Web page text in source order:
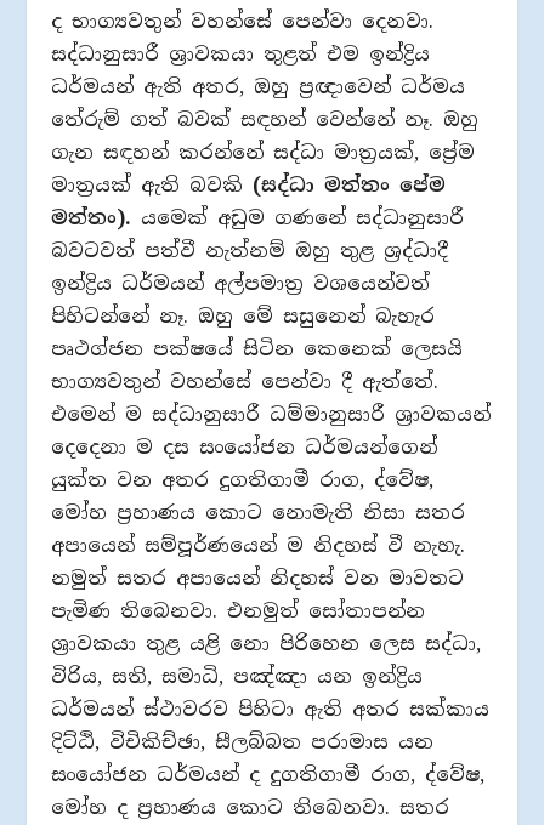
ද භාග්‍යවතුන් වහන්සේ පෙන්වා දෙනවා.
සද්ධානුසාරී ශ්‍රාවකයා තුළත් එම ඉන්ද්‍රිය
ධර්මයන් ඇති අතර, ඔහු ප්‍රඥාවෙන් ධර්මය
තේරුම් ගත් බවක් සඳහන් වෙන්නේ නෑ. ඔහු
ගැන සඳහන් කරන්නේ සද්ධා මාත්‍රයක්, ප්‍රේම
මාත්‍රයක් ඇති බවකි (සද්ධා මත්තං පේම
මත්තං). යමෙක් අඩුම ගණනේ සද්ධානුසාරී
බවටවත් පත්වී නැත්නම් ඔහු තුළ ශ්‍රද්ධාදී
ඉන්ද්‍රිය ධර්මයන් අල්පමාත්‍ර වශයෙන්වත්
පිහිටන්නේ නෑ. ඔහු මේ සසුනෙන් බැහැර
පෘථග්ජන පක්ෂයේ සිටින කෙනෙක් ලෙසයි
භාග්‍යවතුන් වහන්සේ පෙන්වා දී ඇත්තේ.
එමෙන් ම සද්ධානුසාරී ධම්මානුසාරී ශ්‍රාවකයන්
දෙදෙනා ම දස සංයෝජන ධර්මයන්ගෙන්
යුක්ත වන අතර දුගතිගාමී රාග, ද්වේෂ,
මෝහ ප්‍රහාණය කොට නොමැති නිසා සතර
අපායෙන් සම්පූර්ණයෙන් ම නිදහස් වී නැහැ.
නමුත් සතර අපායෙන් නිදහස් වන මාවතට
පැමිණ තිබෙනවා. එනමුත් සෝතාපන්න
ශ්‍රාවකයා තුළ යළි නො පිරිහෙන ලෙස සද්ධා,
විරිය, සති, සමාධි, පඤ්ඤා යන ඉන්ද්‍රිය
ධර්මයන් ස්ථාවරව පිහිටා ඇති අතර සක්කාය
දිට්ඨි, විචිකිච්ඡා, සීලබ්බත පරාමාස යන
සංයෝජන ධර්මයන් ද දුගතිගාමී රාග, ද්වේෂ,
මෝහ ද ප්‍රහාණය කොට තිබෙනවා. සතර